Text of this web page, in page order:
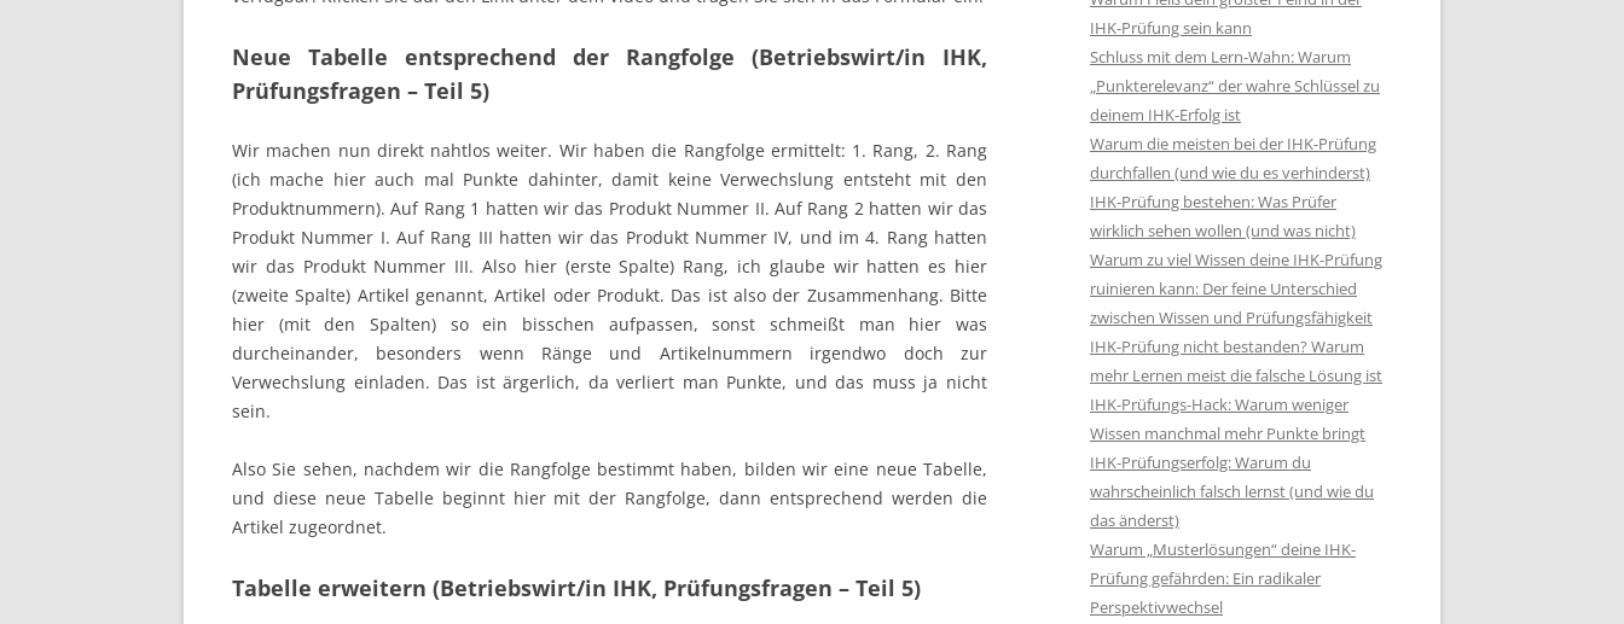
Neue Tabelle entsprechend der Rangfolge (Betriebswirt/in IHK,
Prüfungsfragen – Teil 5)
Wir machen nun direkt nahtlos weiter. Wir haben die Rangfolge ermittelt: 1. Rang, 2. Rang
(ich mache hier auch mal Punkte dahinter, damit keine Verwechslung entsteht mit den
Produktnummern). Auf Rang 1 hatten wir das Produkt Nummer II. Auf Rang 2 hatten wir das
Produkt Nummer I. Auf Rang III hatten wir das Produkt Nummer IV, und im 4. Rang hatten
wir das Produkt Nummer III. Also hier (erste Spalte) Rang, ich glaube wir hatten es hier
(zweite Spalte) Artikel genannt, Artikel oder Produkt. Das ist also der Zusammenhang. Bitte
hier (mit den Spalten) so ein bisschen aufpassen, sonst schmeißt man hier was
durcheinander, besonders wenn Ränge und Artikelnummern irgendwo doch zur
Verwechslung einladen. Das ist ärgerlich, da verliert man Punkte, und das muss ja nicht
sein.
Also Sie sehen, nachdem wir die Rangfolge bestimmt haben, bilden wir eine neue Tabelle,
und diese neue Tabelle beginnt hier mit der Rangfolge, dann entsprechend werden die
Artikel zugeordnet.
Tabelle erweitern (Betriebswirt/in IHK, Prüfungsfragen – Teil 5)
IHK-Prüfung sein kann
Schluss mit dem Lern-Wahn: Warum
„Punkterelevanz“ der wahre Schlüssel zu
deinem IHK-Erfolg ist
Warum die meisten bei der IHK-Prüfung
durchfallen (und wie du es verhinderst)
IHK-Prüfung bestehen: Was Prüfer
wirklich sehen wollen (und was nicht)
Warum zu viel Wissen deine IHK-Prüfung
ruinieren kann: Der feine Unterschied
zwischen Wissen und Prüfungsfähigkeit
IHK-Prüfung nicht bestanden? Warum
mehr Lernen meist die falsche Lösung ist
IHK-Prüfungs-Hack: Warum weniger
Wissen manchmal mehr Punkte bringt
IHK-Prüfungserfolg: Warum du
wahrscheinlich falsch lernst (und wie du
das änderst)
Warum „Musterlösungen“ deine IHK-
Prüfung gefährden: Ein radikaler
Perspektivwechsel